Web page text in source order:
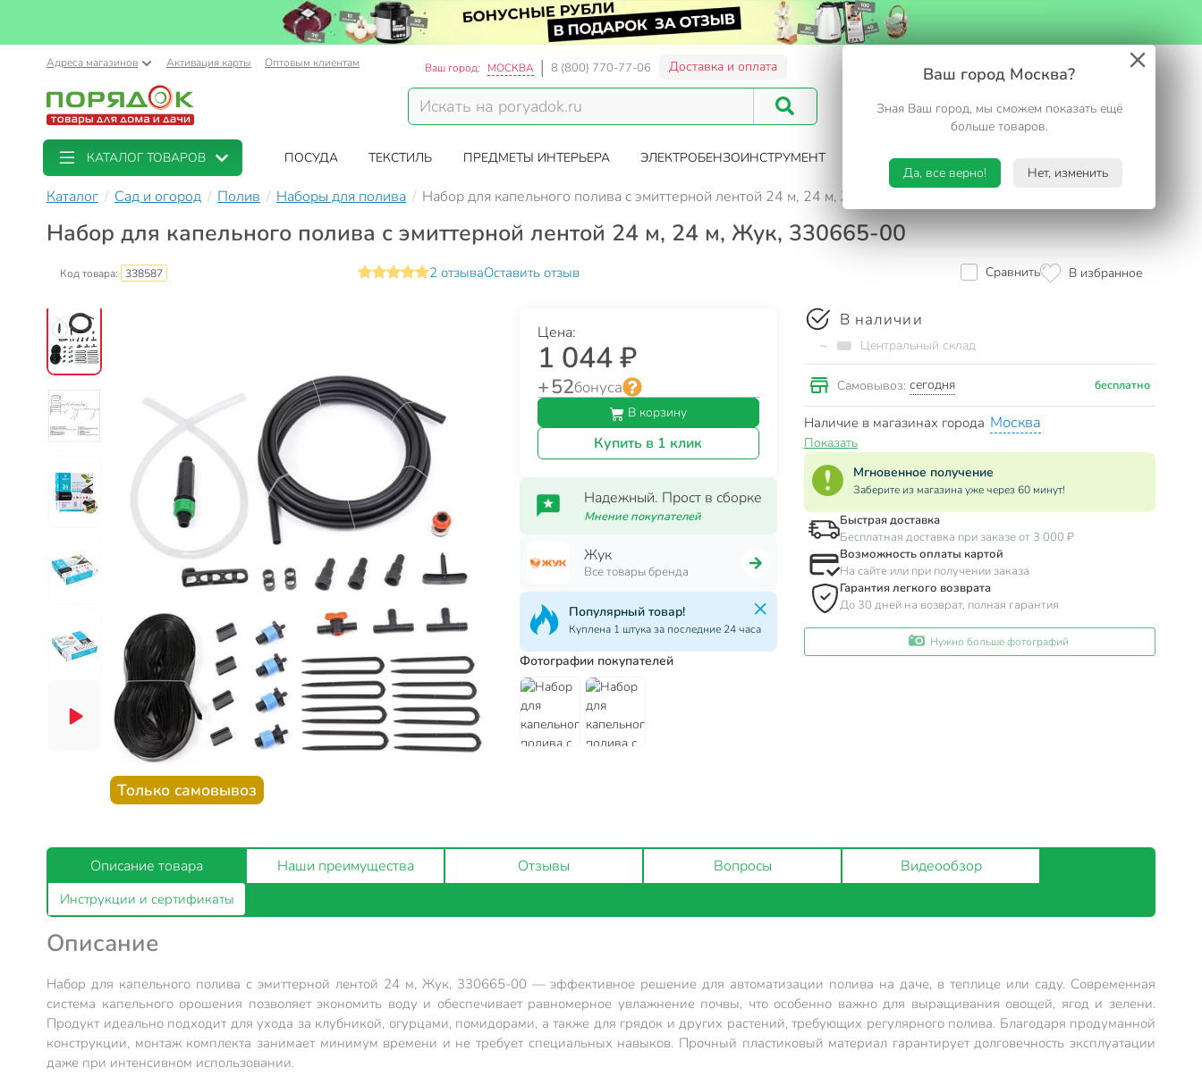
Ваш город Москва?
Зная Ваш город, мы сможем показать ещё
больше товаров.
Да, все верно! Нет, изменить
Адреса магазинов Активация карты Оптовым клиентам Ваш город: МОСКВА 8 (800) 770-77-06 Доставка и оплата
Корзина
КАТАЛОГ ТОВАРОВ ПОСУДА ТЕКСТИЛЬ ПРЕДМЕТЫ ИНТЕРЬЕРА ЭЛЕКТРОБЕНЗОИНСТРУМЕНТ САД И ОГОРОД ТУРИЗМ. ОТДЫХ НА ДАЧЕ
Каталог Сад и огород Полив Наборы для полива Набор для капельного полива с эмиттерной лентой 24 м, 24 м, Жук, 330665-00
Набор для капельного полива с эмиттерной лентой 24 м, 24 м, Жук, 330665-00
Код товара: 338587 2 отзываОставить отзыв Сравнить В избранное
Только самовывоз
Цена:
1 044 ₽
+ 52бонуса
В корзину
Купить в 1 клик
Надежный. Прост в сборке
Мнение покупателей
Жук
Все товары бренда
Популярный товар!
Куплена 1 штука за последние 24 часа
Фотографии покупателей
В наличии
~ Центральный склад
Самовывоз: сегодня бесплатно
Наличие в магазинах города Москва
Показать
Мгновенное получение
Заберите из магазина уже через 60 минут!
Быстрая доставка
Бесплатная доставка при заказе от 3 000 ₽
Возможность оплаты картой
На сайте или при получении заказа
Гарантия легкого возврата
До 30 дней на возврат, полная гарантия
Нужно больше фотографий
Описание товара Наши преимущества Отзывы Вопросы Видеообзор
Инструкции и сертификаты
Описание
Набор для капельного полива с эмиттерной лентой 24 м, Жук, 330665-00 — эффективное решение для автоматизации полива на даче, в теплице или саду. Современная
система капельного орошения позволяет экономить воду и обеспечивает равномерное увлажнение почвы, что особенно важно для выращивания овощей, ягод и зелени.
Продукт идеально подходит для ухода за клубникой, огурцами, помидорами, а также для грядок и других растений, требующих регулярного полива. Благодаря продуманной
конструкции, монтаж комплекта занимает минимум времени и не требует специальных навыков. Прочный пластиковый материал гарантирует долговечность эксплуатации
даже при интенсивном использовании.